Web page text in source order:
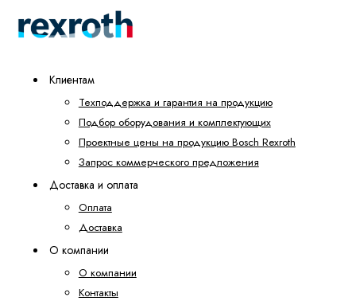
Клиентам
Техподдержка и гарантия на продукцию
Подбор оборудования и комплектующих
Проектные цены на продукцию Bosch Rexroth
Запрос коммерческого предложения
Доставка и оплата
Оплата
Доставка
О компании
О компании
Контакты